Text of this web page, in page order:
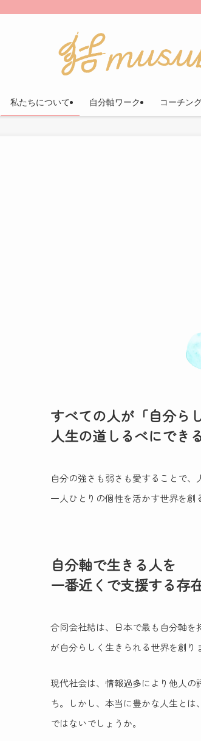
私たちについて 自分軸ワーク コーチン
すべての人が「自分ら
人生の道しるべにでき
自分の強さも弱さも愛することで、
一人ひとりの個性を活かす世界を創
自分軸で生きる人を
一番近くで支援する存
合同会社結は、日本で最も自分軸を
が自分らしく生きられる世界を創り
現代社会は、情報過多により他人
ち。しかし、本当に豊かな人生と
ではないでしょうか。